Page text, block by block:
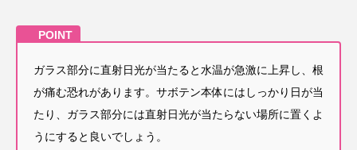
ガラス部分に直射日光が当たると水温が急激に上昇し、根
が痛む恐れがあります。サボテン本体にはしっかり日が当
たり、ガラス部分には直射日光が当たらない場所に置くよ
うにすると良いでしょう。